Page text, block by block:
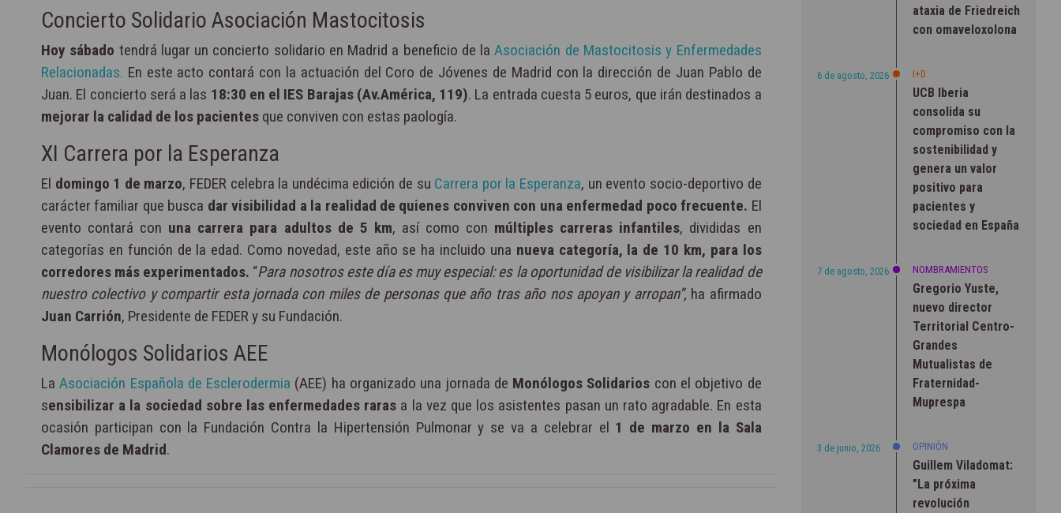
Concierto Solidario Asociación Mastocitosis
Hoy sábado tendrá lugar un concierto solidario en Madrid a beneficio de laAsociación de Mastocitosis y Enfermedades
Relacionadas. En este acto contará con la actuación del Coro de Jóvenes de Madrid con la dirección de Juan Pablo de
Juan. El concierto será a las 18:30 en el IES Barajas (Av.América, 119). La entrada cuesta 5 euros, que irán destinados a
mejorar la calidad de los pacientes que conviven con estas paología.
XI Carrera por la Esperanza
El domingo 1 de marzo, FEDER celebra la undécima edición de su Carrera por la Esperanza, un evento socio-deportivo de
carácter familiar que busca dar visibilidad a la realidad de quienes conviven con una enfermedad poco frecuente. El
evento contará con una carrera para adultos de 5 km, así como con múltiples carreras infantiles, divididas en
categorías en función de la edad. Como novedad, este año se ha incluido una nueva categoría, la de 10 km, para los
corredores más experimentados. “Para nosotros este día es muy especial: es la oportunidad de visibilizar la realidad de
nuestro colectivo y compartir esta jornada con miles de personas que año tras año nos apoyan y arropan”,ha afirmado
Juan Carrión, Presidente de FEDER y su Fundación.
Monólogos Solidarios AEE
LaAsociación Española de Esclerodermia (AEE) ha organizado una jornada de Monólogos Solidarios con el objetivo de
sensibilizar a la sociedad sobre las enfermedades raras a la vez que los asistentes pasan un rato agradable. En esta
ocasión participan con la Fundación Contra la Hipertensión Pulmonar y se va a celebrar el 1 de marzo en la Sala
Clamores de Madrid.
ataxia de Friedreich
con omaveloxolona
6 de agosto, 2026 I+D
UCB Iberia
consolida su
compromiso con la
sostenibilidad y
genera un valor
positivo para
pacientes y
sociedad en España
7 de agosto, 2026 NOMBRAMIENTOS
Gregorio Yuste,
nuevo director
Territorial Centro-
Grandes
Mutualistas de
Fraternidad-
Muprespa
3 de junio, 2026 OPINIÓN
Guillem Viladomat:
"La próxima
revolución